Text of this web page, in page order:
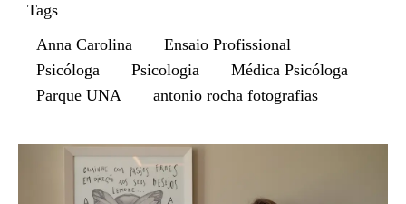
Tags
Anna Carolina
Ensaio Profissional
Psicóloga
Psicologia
Médica Psicóloga
Parque UNA
antonio rocha fotografias